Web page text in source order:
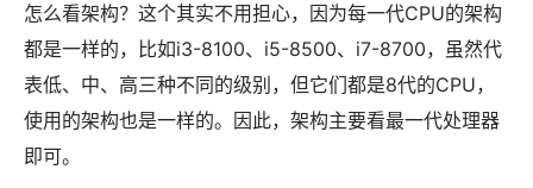
怎么看架构？这个其实不用担心，因为每一代CPU的架构
都是一样的，比如i3-8100、i5-8500、i7-8700，虽然代
表低、中、高三种不同的级别，但它们都是8代的CPU，
使用的架构也是一样的。因此，架构主要看最一代处理器
即可。